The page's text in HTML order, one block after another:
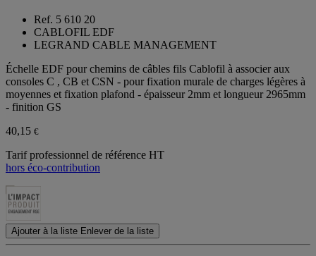
Ref. 5 610 20
CABLOFIL EDF
LEGRAND CABLE MANAGEMENT
Échelle EDF pour chemins de câbles fils Cablofil à associer aux
consoles C , CB et CSN - pour fixation murale de charges légères à
moyennes et fixation plafond - épaisseur 2mm et longueur 2965mm
- finition GS
40,15 €
Tarif professionnel de référence HT
hors éco-contribution
Ajouter à la liste Enlever de la liste